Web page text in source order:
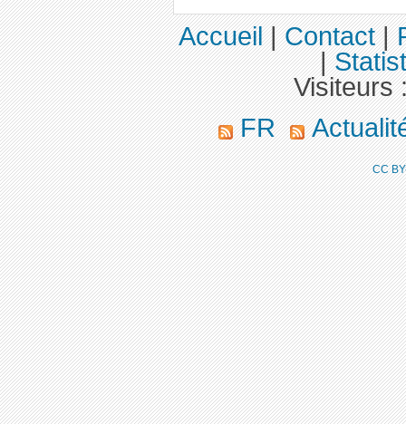
Accueil|Contact|
|
Visiteurs
FR
CC